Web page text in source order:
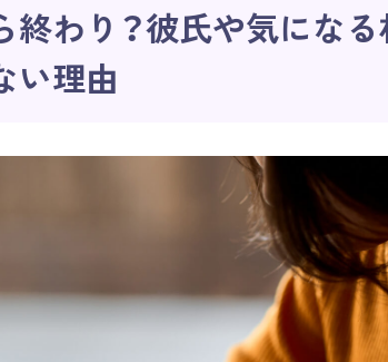
終わり？彼氏や気にな
い理由